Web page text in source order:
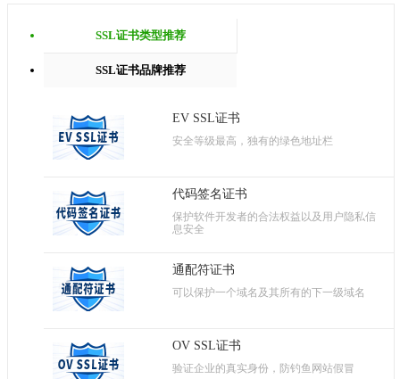
SSL证书类型推荐
SSL证书品牌推荐
EV SSL证书
安全等级最高，独有的绿色地址栏
代码签名证书
保护软件开发者的合法权益以及用户隐私信
息安全
通配符证书
可以保护一个域名及其所有的下一级域名
OV SSL证书
验证企业的真实身份，防钓鱼网站假冒